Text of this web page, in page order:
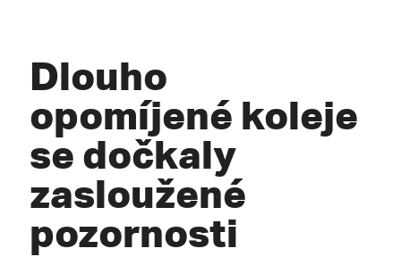
Dlouho
opomíjené koleje
se dočkaly
zasloužené
pozornosti